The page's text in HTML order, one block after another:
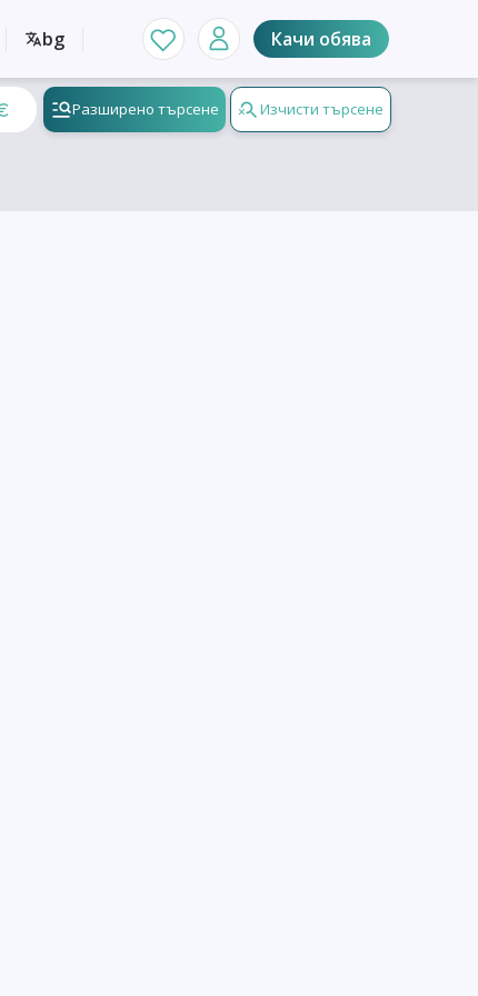
bg Качи обява
Разширено търсене Изчисти търсене